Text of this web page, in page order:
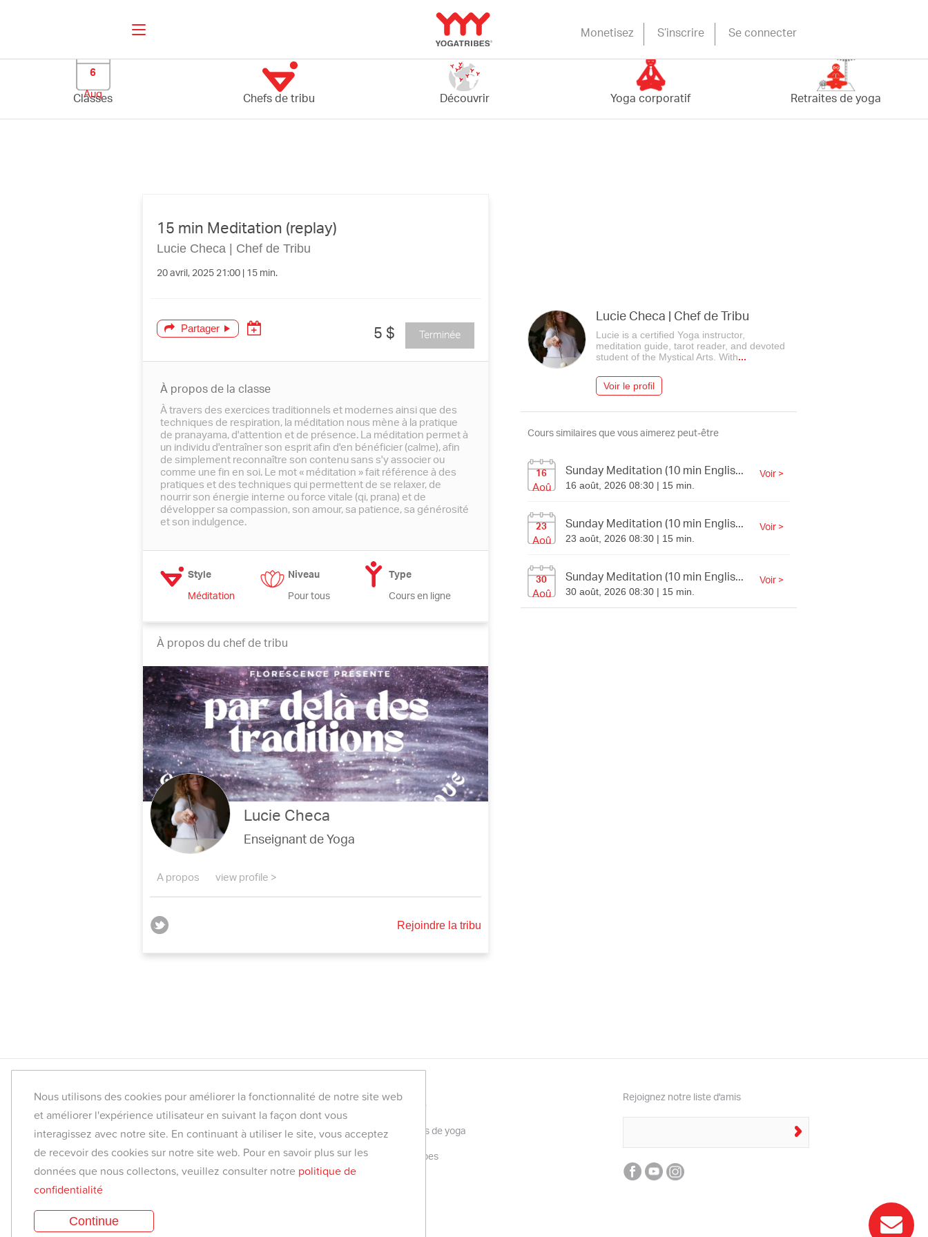
Monetisez S’inscrire Se connecter
15 min Meditation (replay)
Lucie Checa Chef de Tribu
20 avril, 2025 21:00 | 15 min.
Partager 5 $ Terminée
À propos de la classe
À travers des exercices traditionnels et modernes ainsi que des
techniques de respiration, la méditation nous mène à la pratique
de pranayama, d'attention et de présence. La méditation permet à
un individu d'entraîner son esprit afin d'en bénéficier (calme), afin
de simplement reconnaître son contenu sans s'y associer ou
comme une fin en soi. Le mot « méditation » fait référence à des
pratiques et des techniques qui permettent de se relaxer, de
nourrir son énergie interne ou force vitale (qi, prana) et de
développer sa compassion, son amour, sa patience, sa générosité
et son indulgence.
Style
Méditation
Niveau
Pour tous
Type
Cours en ligne
À propos du chef de tribu
Lucie Checa
Enseignant de Yoga
A propos view profile >
Rejoindre la tribu
Lucie Checa|Chef de Tribu
Lucie is a certified Yoga instructor,
meditation guide, tarot reader, and devoted
student of the Mystical Arts. With...
Voir le profil
Cours similaires que vous aimerez peut-être
16
Aoû
Sunday Meditation (10 min Englis...
16 août, 2026 08:30 | 15 min. Voir >
23
Aoû
Sunday Meditation (10 min Englis...
23 août, 2026 08:30 | 15 min. Voir >
30
Aoû
Sunday Meditation (10 min Englis...
30 août, 2026 08:30 | 15 min. Voir >
6
Aug
Classes Chefs de tribu Découvrir Yoga corporatif Retraites de yoga
Trouver une classe
Yoga corporatif
Médias et revue de presse
Conseiller de yoga
Êtes-vous un enseignant?
Retraite en Tunisie
Toutes les retraites de yoga
Découvrir YogaTribes
Rejoignez notre liste d'amis
Nous utilisons des cookies pour améliorer la fonctionnalité de notre site web
et améliorer l'expérience utilisateur en suivant la façon dont vous
interagissez avec notre site. En continuant à utiliser le site, vous acceptez
de recevoir des cookies sur notre site web. Pour en savoir plus sur les
données que nous collectons, veuillez consulter notre politique de
confidentialité
Continue